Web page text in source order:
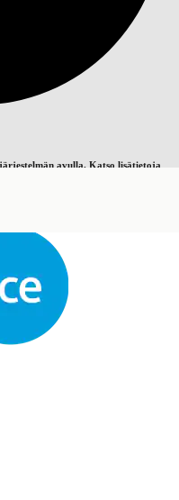
avulla. Katso lisätietoja